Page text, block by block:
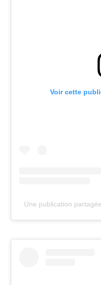
Voir cette
Une publication